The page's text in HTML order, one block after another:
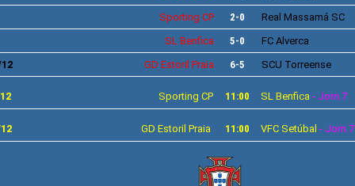
Sporting CP 2-0
Real Massamá SC
SL Benfica 5-0 FCAlverca
GD Estoril Praia 6-5 SCU Torreense
Sporting CP 11:00 SL Benfica - Jorn.7
GD Estoril Praia 11:00 VFC Setúbal - Jorn.7